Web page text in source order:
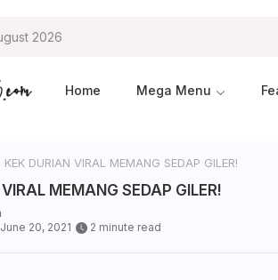
2026
Home Mega Menu
KEK DURIAN VIRAL MEMANG SEDAP GILER!
MEMANG SEDAP GILER!
20, 2021
2 minute read